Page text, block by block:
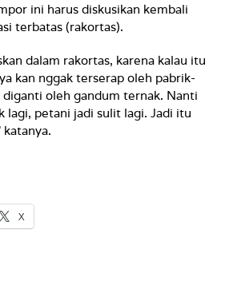
ini harus diskusikan kembali
terbatas (rakortas).
dalam rakortas, karena kalau itu
kan nggak terserap oleh pabrik-
diganti oleh gandum ternak. Nanti
lagi, petani jadi sulit lagi. Jadi itu
katanya.
X